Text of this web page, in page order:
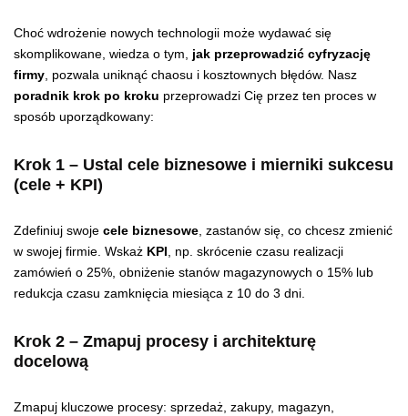
Choć wdrożenie nowych technologii może wydawać się
skomplikowane, wiedza o tym, jak przeprowadzić cyfryzację
firmy, pozwala uniknąć chaosu i kosztownych błędów. Nasz
poradnik krok po kroku przeprowadzi Cię przez ten proces w
sposób uporządkowany:
Krok 1 – Ustal cele biznesowe i mierniki sukcesu
(cele + KPI)
Zdefiniuj swoje cele biznesowe, zastanów się, co chcesz zmienić
w swojej firmie. Wskaż KPI , np. skrócenie czasu realizacji
zamówień o 25%, obniżenie stanów magazynowych o 15% lub
redukcja czasu zamknięcia miesiąca z 10 do 3 dni.
Krok 2 – Zmapuj procesy i architekturę
docelową
Zmapuj kluczowe procesy: sprzedaż, zakupy, magazyn,